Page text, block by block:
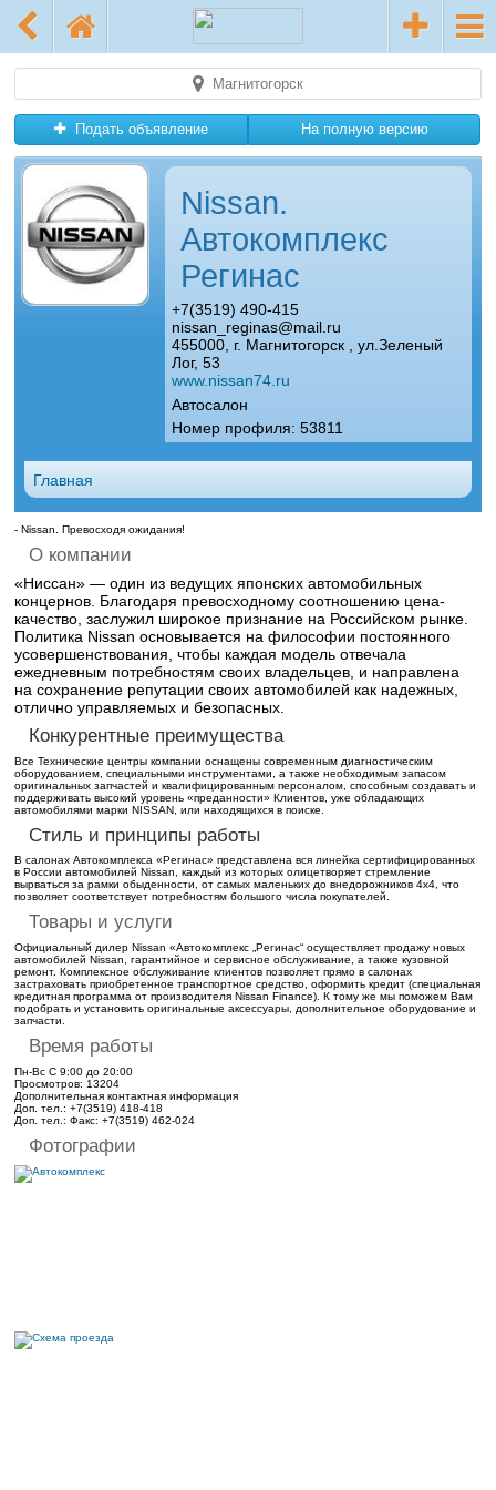
Магнитогорск
Подать объявление На полную версию
Nissan.
Автокомплекс
Регинас
+7(3519) 490-415
nissan_reginas@mail.ru
455000, г. Магнитогорск , ул.Зеленый
Лог, 53
www.nissan74.ru
Автосалон
Номер профиля: 53811
Главная
- Nissan. Превосходя ожидания!
О компании
«Ниссан» — один из ведущих японских автомобильных
концернов. Благодаря превосходному соотношению цена-
качество, заслужил широкое признание на Российском рынке.
Политика Nissan основывается на философии постоянного
усовершенствования, чтобы каждая модель отвечала
ежедневным потребностям своих владельцев, и направлена
на сохранение репутации своих автомобилей как надежных,
отлично управляемых и безопасных.
Конкурентные преимущества
Все Технические центры компании оснащены современным диагностическим
оборудованием, специальными инструментами, а также необходимым запасом
оригинальных запчастей и квалифицированным персоналом, способным создавать и
поддерживать высокий уровень «преданности» Клиентов, уже обладающих
автомобилями марки NISSAN, или находящихся в поиске.
Стиль и принципы работы
В салонах Автокомплекса «Регинас» представлена вся линейка сертифицированных
в России автомобилей Nissan, каждый из которых олицетворяет стремление
вырваться за рамки обыденности, от самых маленьких до внедорожников 4x4, что
позволяет соответствует потребностям большого числа покупателей.
Товары и услуги
Официальный дилер Nissan «Автокомплекс „Регинас“ осуществляет продажу новых
автомобилей Nissan, гарантийное и сервисное обслуживание, а также кузовной
ремонт. Комплексное обслуживание клиентов позволяет прямо в салонах
застраховать приобретенное транспортное средство, оформить кредит (специальная
кредитная программа от производителя Nissan Finance). К тому же мы поможем Вам
подобрать и установить оригинальные аксессуары, дополнительное оборудование и
запчасти.
Время работы
Пн-Вс С 9:00 до 20:00
Просмотров: 13204
Дополнительная контактная информация
Доп. тел.:+7(3519) 418-418
Доп. тел.:Факс: +7(3519) 462-024
Фотографии